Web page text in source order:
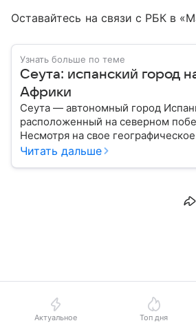
Оставайтесь на связи с РБК в
Узнать больше по теме
Сеута: испанский город
Африки
Сеута — автономный город
расположенный на северном
Несмотря на свое
остается частью Испании и
анклавов на африканском
Читать дальше
Актуальное Топ дня